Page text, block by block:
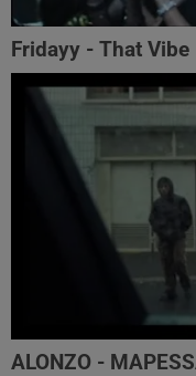
Fridayy - That Vibe
ALONZO -